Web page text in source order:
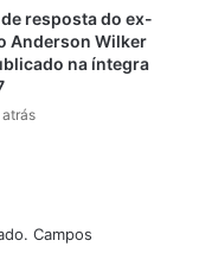
resposta do ex-
Anderson Wilker
na íntegra
Campos